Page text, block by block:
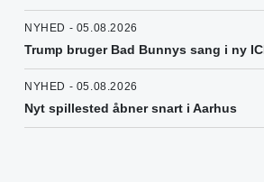
NYHED - 05.08.2026
Trump bruger Bad Bunnys sang i ny
NYHED - 05.08.2026
Nyt spillested åbner snart i Aarhus